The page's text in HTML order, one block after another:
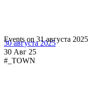
30 августа 2025
30 Авг 25
#_TOWN
Events on 31 августа 2025